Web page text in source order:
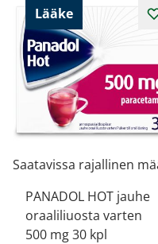
Lääke
Saatavissa rajallinen
PANADOL HOT jauhe
oraaliliuosta varten
500 mg 30 kpl